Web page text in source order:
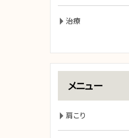
治療
メニュー
肩こり